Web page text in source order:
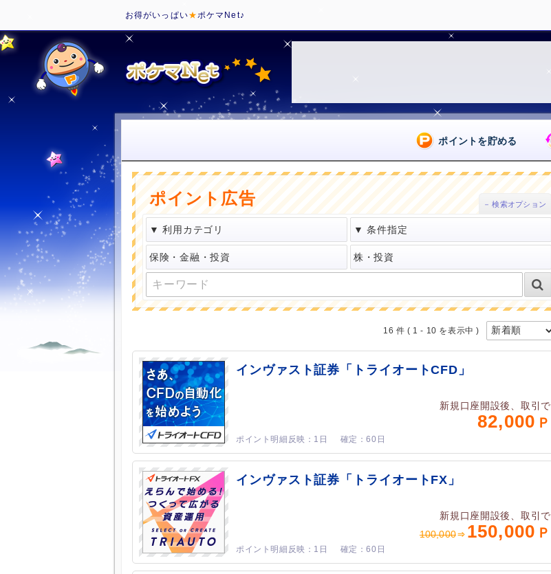
お得がいっぱい★ポケマNet♪
ポイントを貯める
ポイント広告
16 件 ( 1 - 10 を表示中 )
インヴァスト証券「トライオートCFD」
新規口座開設後、取引で
82,000
1日 60日
インヴァスト証券「トライオートFX」
新規口座開設後、取引で
100,000
150,000
1日 60日